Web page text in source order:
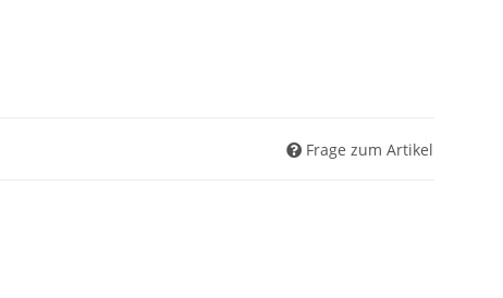
Frage zum Artikel